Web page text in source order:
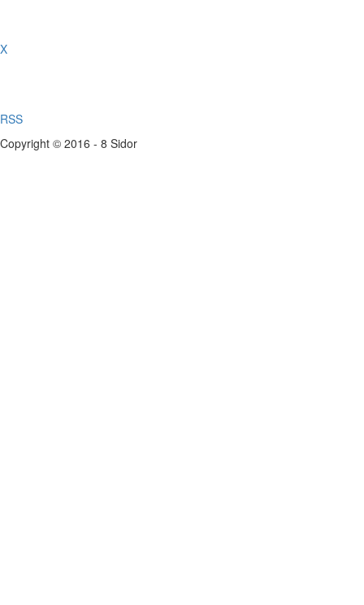
X
RSS
Copyright © 2016 - 8 Sidor